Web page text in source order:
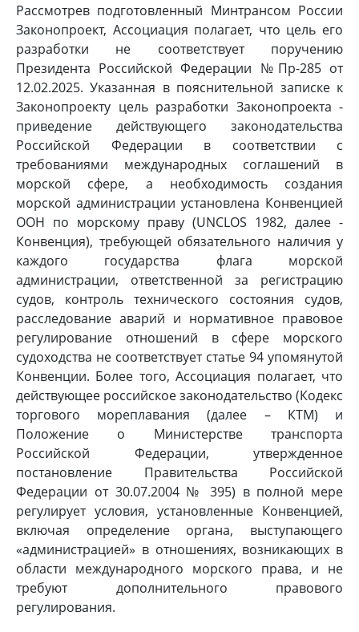
Рассмотрев подготовленный Минтрансом России
Законопроект, Ассоциация полагает, что цель его
разработки не соответствует поручению
Президента Российской Федерации №Пр-285 от
12.02.2025. Указанная в пояснительной записке к
Законопроекту цель разработки Законопроекта -
приведение действующего законодательства
Российской Федерации в соответствии с
требованиями международных соглашений в
морской сфере, а необходимость создания
морской администрации установлена Конвенцией
ООН по морскому праву (UNCLOS 1982, далее -
Конвенция), требующей обязательного наличия у
каждого государства флага морской
администрации, ответственной за регистрацию
судов, контроль технического состояния судов,
расследование аварий и нормативное правовое
регулирование отношений в сфере морского
судоходства не соответствует статье 94 упомянутой
Конвенции. Более того, Ассоциация полагает, что
действующее российское законодательство (Кодекс
торгового мореплавания (далее – КТМ) и
Положение о Министерстве транспорта
Российской Федерации, утвержденное
постановление Правительства Российской
Федерации от 30.07.2004 № 395) в полной мере
регулирует условия, установленные Конвенцией,
включая определение органа, выступающего
«администрацией» в отношениях, возникающих в
области международного морского права, и не
требуют дополнительного правового
регулирования.